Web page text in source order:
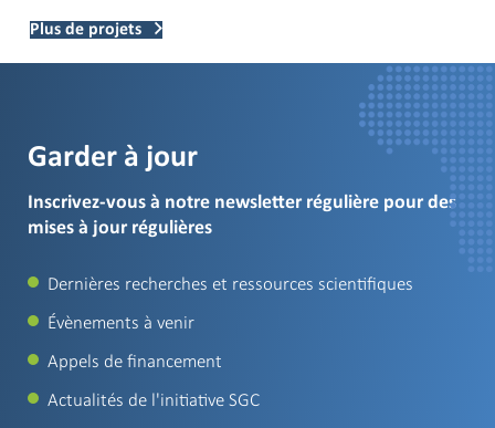
Plus de projets
Garder à jour
Inscrivez-vous à notre newsletter régulière pour des
mises à jour régulières
Dernières recherches et ressources scientifiques
Évènements à venir
Appels de financement
Actualités de l'initiative SGC